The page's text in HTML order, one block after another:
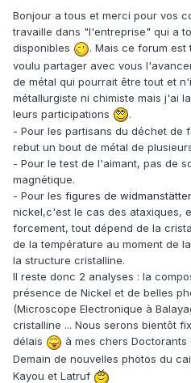
Bonjour a tous et merci pour vos
travaille dans "l'entreprise" qui a
disponibles
. Mais ce forum est
voulu partager avec vous
de métal qui pourrait être tout et
métallurgiste ni chimiste mais j'ai
leurs participations
.
- Pour les partisans du déchet de
rebut un bout de métal de
- Pour le test de l'aimant, pas de
magnétique.
- Pour les figures de
nickel,c'est le cas des ataxiques,
forcement, tout dépend de la
de la température au moment de
la structure cristalline.
Il reste donc 2 analyses : la
présence de Nickel et de belles
(Microscope Electronique à
cristalline ... Nous serons bientôt
délais
à mes chers Doctorants
Demain de nouvelles photos du
Kayou et Latruf